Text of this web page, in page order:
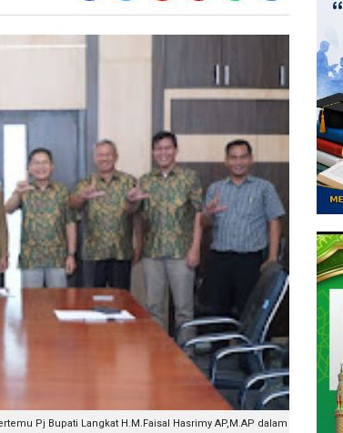
Pj Bupati Langkat H.M.Faisal Hasrimy AP,M.AP dalam